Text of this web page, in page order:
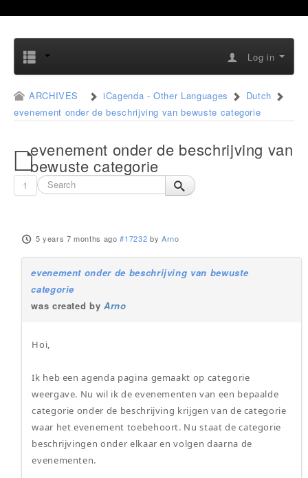
Log in
ARCHIVES iCagenda - Other Languages
Dutch
evenement onder de beschrijving van bewuste categorie
evenement onder de beschrijving van
bewuste categorie
1
5 years 7 months ago #17232 by Arno
evenement onder de beschrijving van bewuste
categorie
was created byArno
Hoi,
Ik heb een agenda pagina gemaakt op categorie
weergave. Nu wil ik de evenementen van een bepaalde
categorie onder de beschrijving krijgen van de categorie
waar het evenement toebehoort. Nu staat de categorie
beschrijvingen onder elkaar en volgen daarna de
evenementen.